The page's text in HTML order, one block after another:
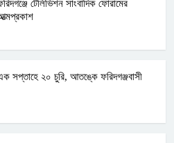
টেলিভিশন সাংবাদিক ফোরামের
সপ্তাহে ২০ চুরি, আতঙ্কে ফরিদগঞ্জবাসী